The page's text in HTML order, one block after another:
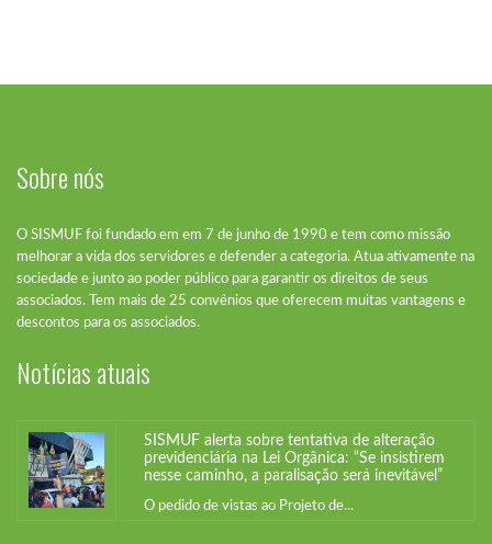
Sobre nós
O SISMUF foi fundado em em 7 de junho de 1990 e tem como missão
melhorar a vida dos servidores e defender a categoria. Atua ativamente na
sociedade e junto ao poder público para garantir os direitos de seus
associados. Tem mais de 25 convênios que oferecem muitas vantagens e
descontos para os associados.
Notícias atuais
SISMUF alerta sobre tentativa de alteração
O pedido de vistas ao Projeto de...
SISMUF alerta sobre tentativa de alteração
previdenciária na Lei Orgânica: “Se insistirem
nesse caminho, a paralisação será inevitável”
O pedido de vistas ao Projeto de...